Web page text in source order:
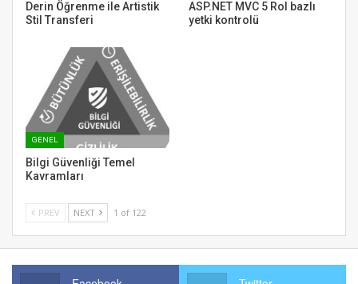
Derin Öğrenme ile Artistik
Stil Transferi
ASP.NET MVC 5 Rol bazlı
yetki kontrolü
GENEL
Bilgi Güvenliği Temel
Kavramları
PREV NEXT 1 of 122